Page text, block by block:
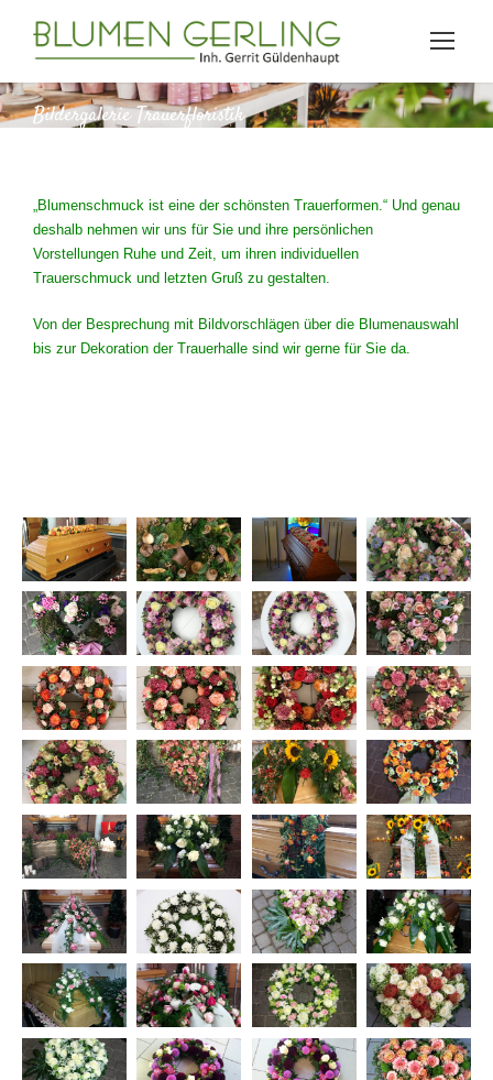
Bildergalerie Trauerfloristik
„Blumenschmuck ist eine der schönsten Trauerformen.“ Und genau
deshalb nehmen wir uns für Sie und ihre persönlichen
Vorstellungen Ruhe und Zeit, um ihren individuellen
Trauerschmuck und letzten Gruß zu gestalten.
Von der Besprechung mit Bildvorschlägen über die Blumenauswahl
bis zur Dekoration der Trauerhalle sind wir gerne für Sie da.